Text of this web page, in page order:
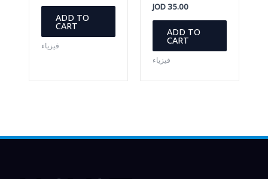
ADD TO
CART
فيزياء
JOD35.00
ADD TO
CART
فيزياء